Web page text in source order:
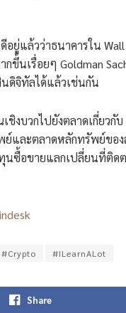
ยู่แล้วว่าธนาคารใน
ขึ้นเรื่อยๆ Goldman
ดิจิทัลได้แล้วเช่นกัน
ชิงบวกไปยังตลาดเกี่ยวกั
ย์และตลาดหลักทรัพย์ขอ
นซื้อขายแลกเปลี่ยนที่ติ
#Crypto #ILearnALot
Share